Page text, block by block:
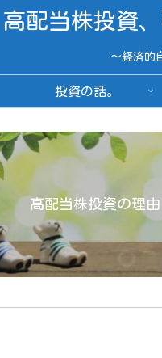
高配当株投資
～経済的
投資の話。
高配当株投資の理由